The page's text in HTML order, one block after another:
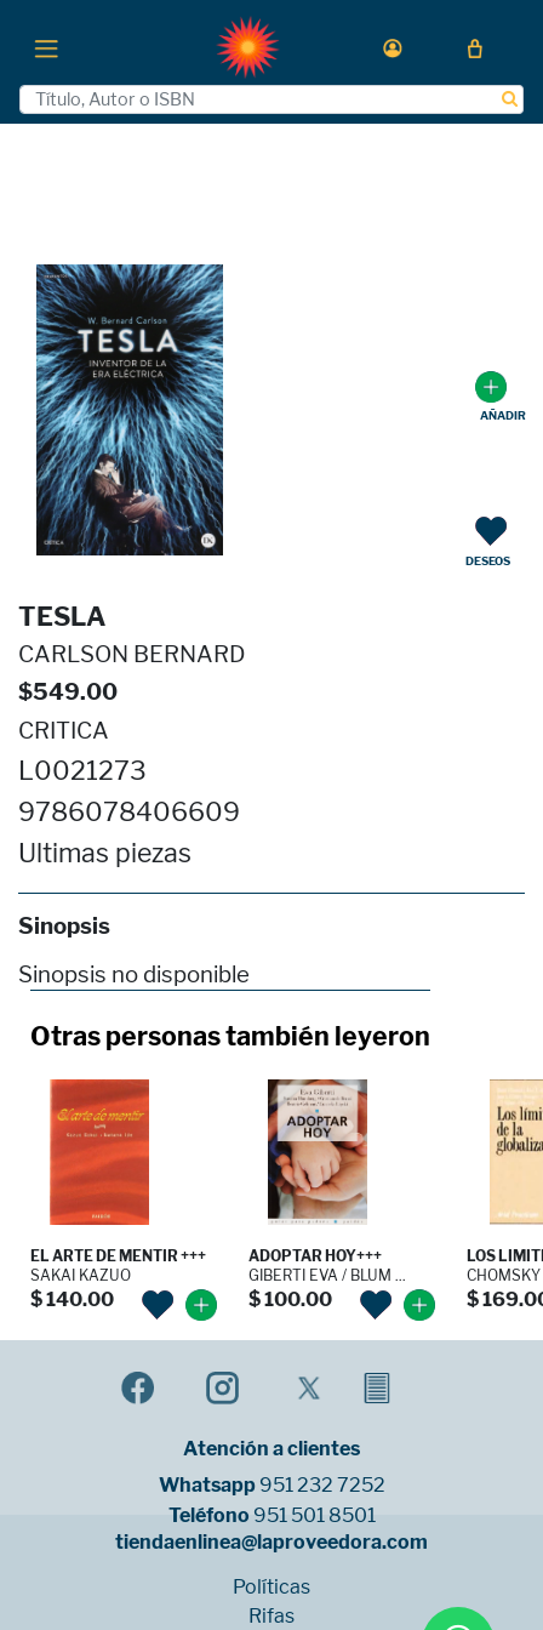
TESLA
CARLSON BERNARD
$549.00
CRITICA
L0021273
9786078406609
Ultimas piezas
Sinopsis
AÑADIR
DESEOS
Sinopsis no disponible
Otras personas también leyeron
EL ARTE DE MENTIR +++
SAKAI KAZUO
$ 140.00
ADOPTAR HOY+++
GIBERTI EVA / BLUM ...
$ 100.00
LOS
$
Atención a clientes
Whatsapp 951 232 7252
Teléfono 951 501 8501
tiendaenlinea@laproveedora.com
Políticas
Rifas